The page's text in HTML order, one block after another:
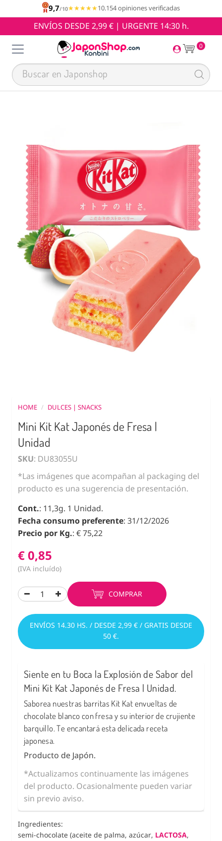
9,7/10★★★★★
★★★★★10.154 opiniones verificadas
ENVÍOS DESDE 2,99 € | URGENTE 14:30 h.
0
HOME / DULCES | SNACKS
Mini Kit Kat Japonés de Fresa |
Unidad
SKU: DU83055U
*Las imágenes que acompañan al packaging del
producto es una sugerencia de presentación.
Cont.: 11,3g. 1 Unidad.
Fecha consumo preferente: 31/12/2026
Precio por Kg.: € 75,22
€ 0,85
(IVA incluído)
COMPRAR
ENVÍOS 14.30 HS. / DESDE 2,99 € / GRATIS DESDE
50 €.
Siente en tu Boca la Explosión de Sabor del
Mini Kit Kat Japonés de Fresa | Unidad.
Saborea nuestras barritas Kit Kat envueltas de
chocolate blanco con fresa y su interior de crujiente
barquillo. Te encantará esta delicada receta
japonesa.
Producto de Japón.
*Actualizamos continuamente las imágenes
del producto. Ocasionalmente pueden variar
sin previo aviso.
Ingredientes:
semi-chocolate (aceite de palma, azúcar, LACTOSA,